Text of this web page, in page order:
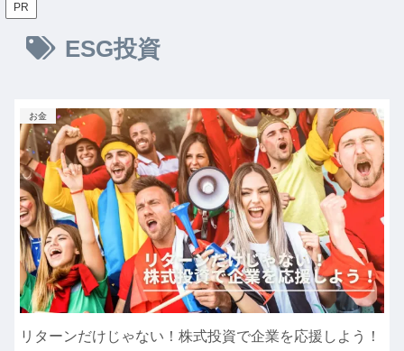
PR
ESG投資
お金
リターンだけじゃない！株式投資で企業を応援しよう！